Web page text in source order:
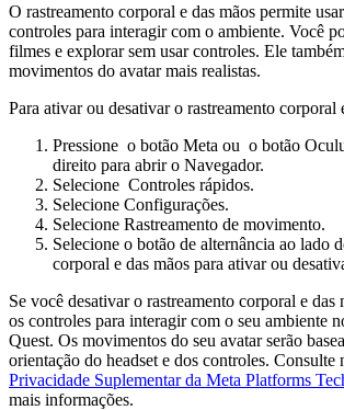
O rastreamento corporal e das mãos permite
controles para interagir com o ambiente. Você
filmes e explorar sem usar controles. Ele
movimentos do avatar mais realistas.
Para ativar ou desativar o rastreamento corporal
Pressione o botão Meta ou o botão
direito para abrir o Navegador.
Selecione Controles rápidos.
Selecione Configurações.
Selecione Rastreamento de movimento.
Selecione o botão de alternância ao lado
corporal e das mãos para ativar ou
Se você desativar o rastreamento corporal e das
os controles para interagir com o seu ambiente
Quest. Os movimentos do seu avatar serão
orientação do headset e dos controles. Consulte
Privacidade Suplementar da Meta Platforms
mais informações.